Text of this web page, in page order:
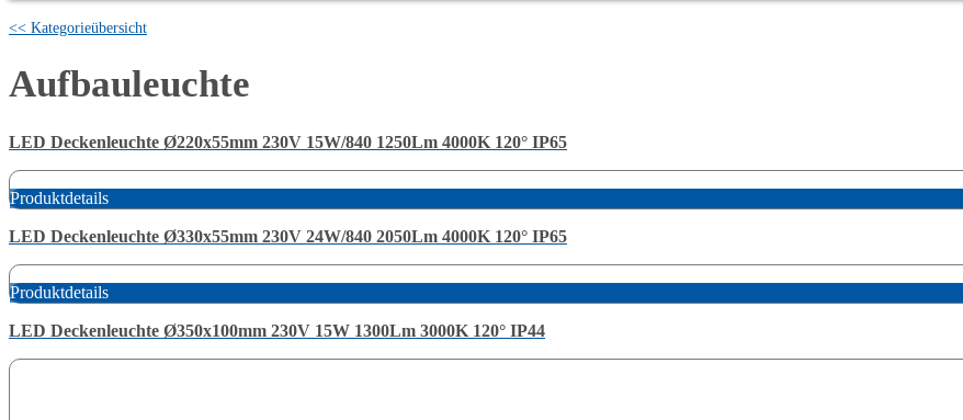
<< Kategorieübersicht
Aufbauleuchte
LED Deckenleuchte Ø220x55mm 230V 15W/840 1250Lm 4000K 120° IP65
Produktdetails
LED Deckenleuchte Ø330x55mm 230V 24W/840 2050Lm 4000K 120° IP65
Produktdetails
LED Deckenleuchte Ø350x100mm 230V 15W 1300Lm 3000K 120° IP44